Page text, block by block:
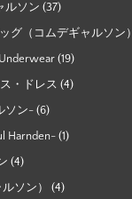
ルソン (37)
グ（コムデギャルソン）
(19)
・ドレス (4)
ソン- (6)
Harnden- (1)
(4)
ソン） (4)